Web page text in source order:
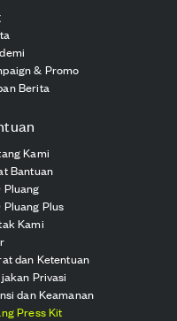
& Promo
Berita
Kami
Bantuan
Pluang
Pluang Plus
Kami
dan Ketentuan
Privasi
dan Keamanan
Press Kit